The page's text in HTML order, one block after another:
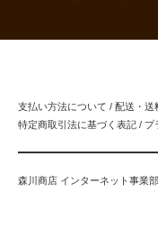
支払い方法について / 配送・送
特定商取引法に基づく表記 / プ
森川商店 インターネット事業